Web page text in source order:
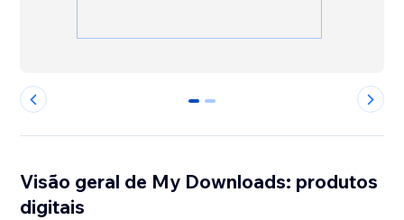
0 1
Visão geral de My Downloads: produtos
digitais